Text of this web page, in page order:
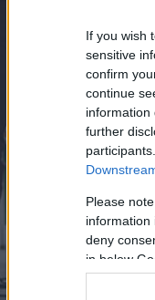
If you wish
sensitive
confirm
continue
information
further
Please
information
deny
in below